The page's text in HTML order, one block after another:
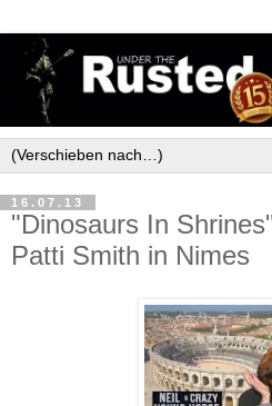
16.07.13
"Dinosaurs In
Patti Smith in Nimes